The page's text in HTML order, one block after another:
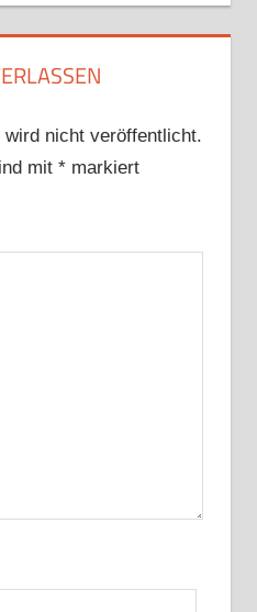
wird nicht veröffentlicht.
mit *markiert